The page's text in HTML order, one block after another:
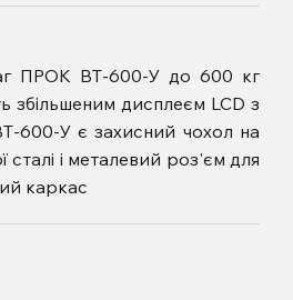
ПРОК ВТ-600-У до 600 кг
дисплеєм LCD з
600-У є захисний чохол на
і металевий роз'єм для
каркас